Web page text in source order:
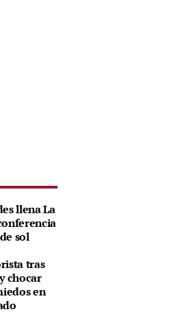
llena La
sol
tras
chocar
en